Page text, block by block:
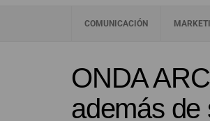
COMUNICACIÓN
ONDA
además de